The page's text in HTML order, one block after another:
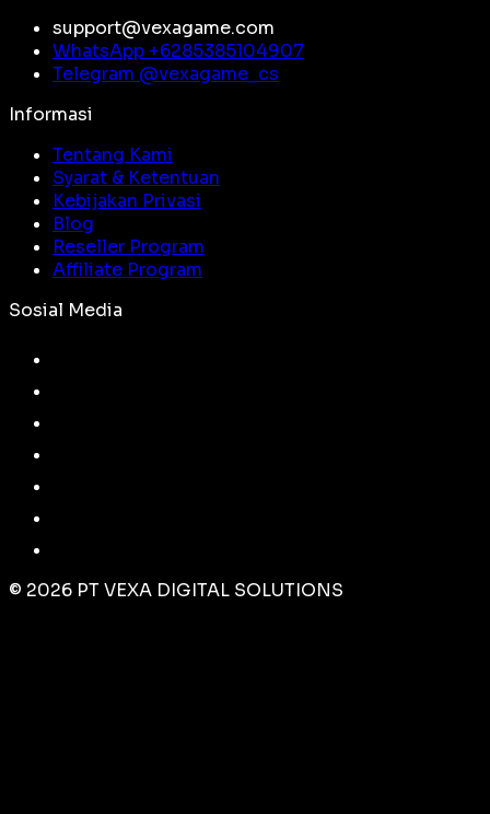
support@vexagame.com
WhatsApp +6285385104907
Telegram @vexagame_cs
Informasi
Tentang Kami
Syarat & Ketentuan
Kebijakan Privasi
Blog
Reseller Program
Affiliate Program
Sosial Media
© 2026 PT VEXA DIGITAL SOLUTIONS